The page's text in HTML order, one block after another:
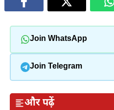
Join WhatsApp
Join Telegram
और पढ़ें